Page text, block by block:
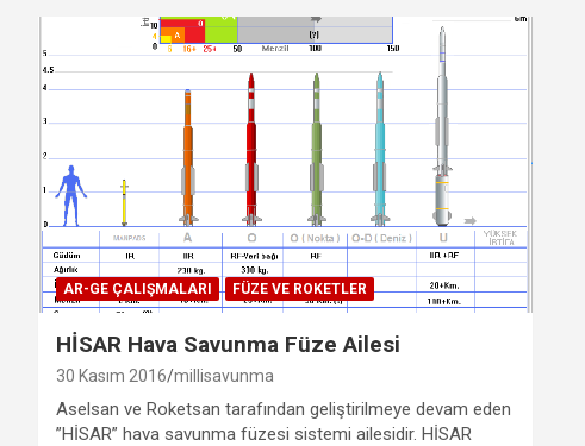
AR-GE ÇALIŞMALARI FÜZE VE ROKETLER
HİSAR Hava Savunma Füze Ailesi
30 Kasım 2016 millisavunma
Aselsan ve Roketsan tarafından geliştirilmeye devam eden
”HİSAR” hava savunma füzesi sistemi ailesidir. HİSAR